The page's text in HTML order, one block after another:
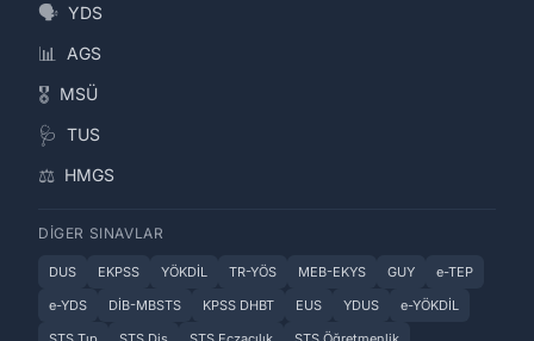
🗣️ YDS
📊 AGS
🎖️ MSÜ
🩺 TUS
⚖️ HMGS
DIGER SINAVLAR
DUS EKPSS YÖKDİL TR-YÖS MEB-EKYS GUY
e-TEP
e-YDS
DİB-MBSTS KPSS DHBT EUS YDUS
e-YÖKDİL